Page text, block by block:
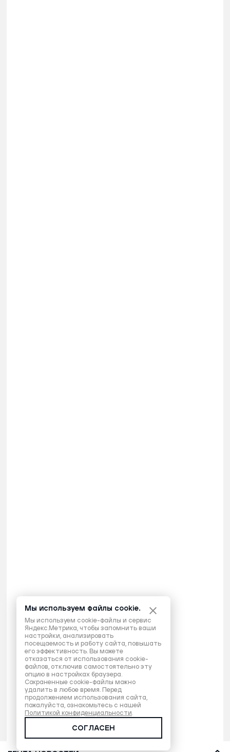
Мы используем файлы cookie.
Мы используем cookie-файлы и сервис
Яндекс.Метрика, чтобы запомнить ваши
настройки, анализировать
посещаемость и работу сайта, повышать
его эффективность. Вы можете
отказаться от использования cookie-
файлов, отключив самостоятельно эту
опцию в настройках браузера.
Сохраненные cookie-файлы можно
удалить в любое время. Перед
продолжением использования сайта,
пожалуйста, ознакомьтесь с нашей
Политикой конфиденциальности.
СОГЛАСЕН